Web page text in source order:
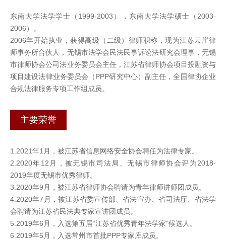
东南大学法学学士（1999-2003），东南大学法学硕士（2003-
2006）。
2006年开始执业，获得高级（二级）律师职称，现为江苏云崖律
师事务所合伙人，无锡市法学会民法民事诉讼法研究会理事，无锡
市律师协会公司法业务委员会主任，江苏省律师协会项目投融资与
项目建设法律业务委员会（PPP研究中心）副主任，全国律协企业
合规法律服务专项工作组成员。
主要荣誉
1.2021年1月，被江苏省信息网络安全协会聘任为法律专家。
2.2020年12月，被无锡市司法局、无锡市律师协会评为2018-
2019年度无锡市优秀律师。
3.2020年9月，被江苏省律师协会聘请为青年律师讲师团成员。
4.2020年7月，被江苏省委宣传部、省法宣办、省司法厅、省法学
会聘请为江苏省民法典专家宣讲团成员。
5.2019年6月，入选第五届“江苏省优秀青年法学家”候选人。
6.2019年5月，入选常州市首批PPP专家库成员。